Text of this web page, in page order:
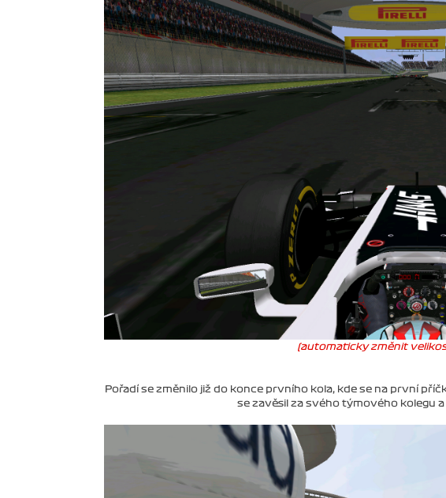
(automaticky změnit
Pořadí se změnilo již do konce prvního kola, kde se na první
se zavěsil za svého týmového kolegu